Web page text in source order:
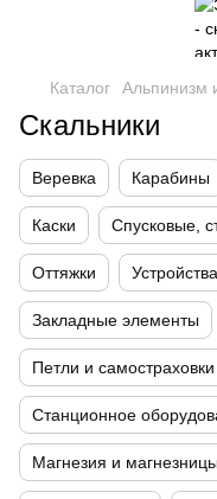
Каталог Альпинизм
Скальники
Веревка Карабины
Каски Спусковые,
Оттяжки
Закладные элементы
Петли и самостраховки
Станционное
Магнезия и магнезницы